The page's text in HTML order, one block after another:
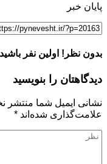
پایان خبر
بدون نظر! اولین نفر باشید
دیدگاهتان را بنویسید
نشانی ایمیل شما منتشر
علامت‌گذاری شده‌اند *